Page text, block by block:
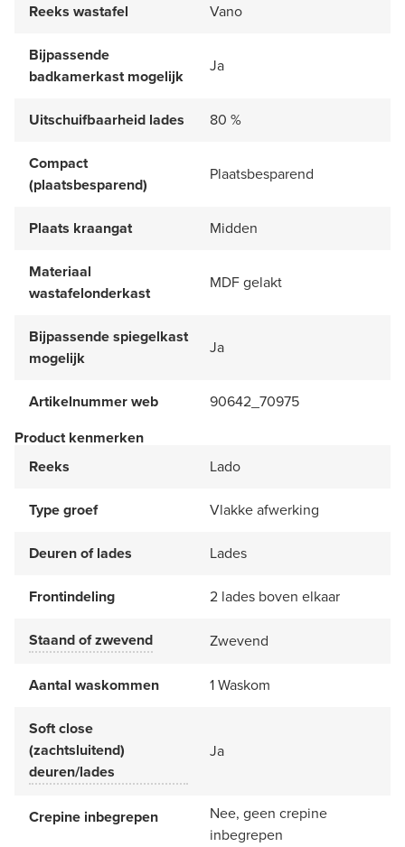
Reeks wastafel Vano
Bijpassende
badkamerkast mogelijk
Ja
Uitschuifbaarheid lades 80 %
Compact
(plaatsbesparend)
Plaatsbesparend
Plaats kraangat Midden
Materiaal
wastafelonderkast
MDF gelakt
Bijpassende spiegelkast
mogelijk
Ja
Artikelnummer web
90642_70975
Product kenmerken
Reeks
Lado
Type groef Vlakke afwerking
Deuren of lades Lades
Frontindeling 2 lades boven elkaar
Staand of zwevend Zwevend
Aantal waskommen 1 Waskom
Soft close
(zachtsluitend)
deuren/lades
Ja
Crepine inbegrepen
Nee, geen crepine
inbegrepen